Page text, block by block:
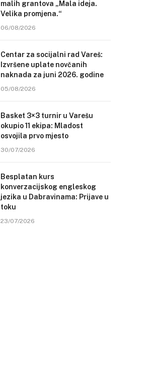
malih grantova „Mala ideja.
Velika promjena.“
06/08/2026
Centar za socijalni rad Vareš:
Izvršene uplate novčanih
naknada za juni 2026. godine
05/08/2026
Basket 3×3 turnir u Varešu
okupio 11 ekipa: Mladost
osvojila prvo mjesto
30/07/2026
Besplatan kurs
konverzacijskog engleskog
jezika u Dabravinama: Prijave u
toku
23/07/2026